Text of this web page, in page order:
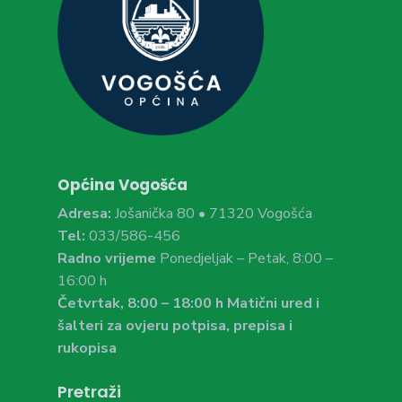
Općina Vogošća
Adresa: Jošanička 80 • 71320 Vogošća
Tel: 033/586-456
Radno vrijeme Ponedjeljak – Petak, 8:00 –
16:00 h
Četvrtak, 8:00 – 18:00 h Matični ured i
šalteri za ovjeru potpisa, prepisa i
rukopisa
Pretraži